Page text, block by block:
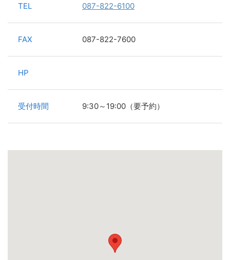
TEL 087-822-6100
FAX 087-822-7600
HP
受付時間 9:30～19:00（要予約）